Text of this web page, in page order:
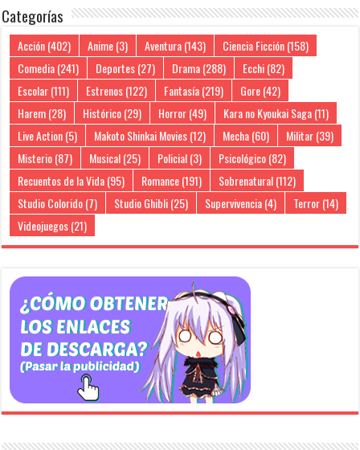
Categorías
Acción(402) Anime(3) Aventura(143) Ciencia Ficción(158)
Comedia(241) Deportes(27) Drama(288) Ecchi(82)
Escolar(111) Estrenos(122) Fantasía(219) Gore(42)
Harem(28) Histórico(29) Horror(49) Kara no Kyoukai Saga(11)
Live Action(5) Makoto Shinkai Movies(12) Mecha(60) Militar(39)
Misterio(87) Musical(25) Policial(3) Psicológico(82)
Recuentos de la Vida(95) Romance(191) Sobrenatural(112)
Studio Colorido(7) Studio Ghibli(25) Supervivencia(4) Terror(14)
Videojuegos(21)